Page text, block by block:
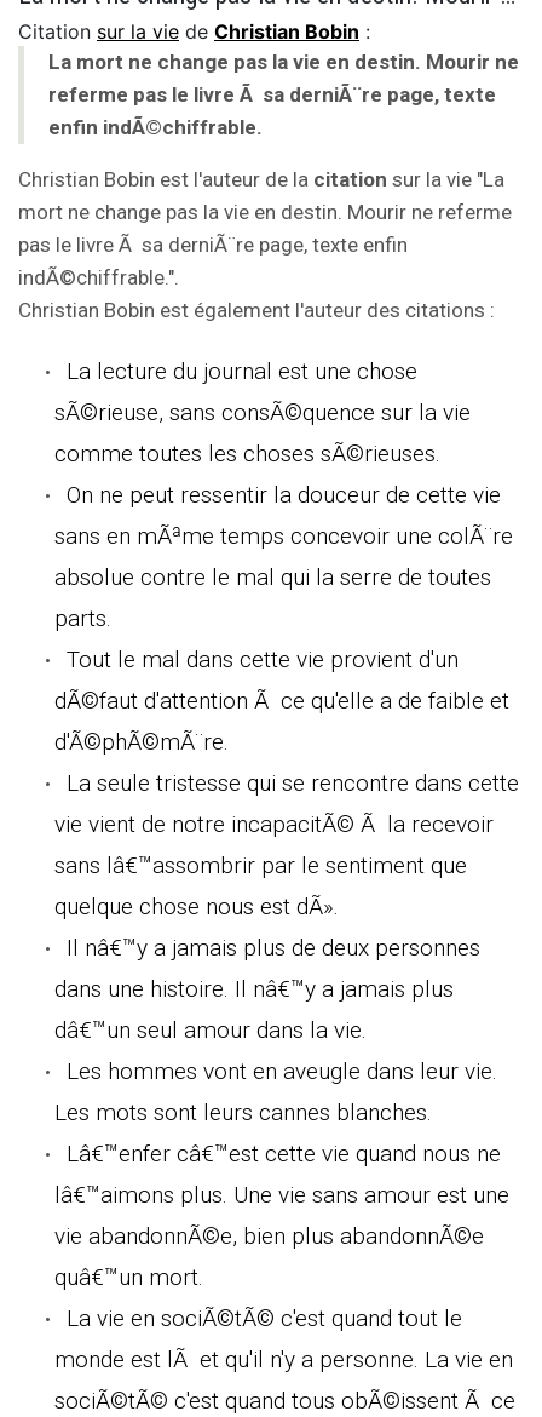
Citation sur la vie de Christian Bobin :
La mort ne change pas la vie en destin. Mourir ne
referme pas le livre Ã sa derniÃ¨re page, texte
enfin indÃ©chiffrable.
Christian Bobin est l'auteur de la citation sur la vie "La
mort ne change pas la vie en destin. Mourir ne referme
pas le livre Ã sa derniÃ¨re page, texte enfin
indÃ©chiffrable.".
Christian Bobin est également l'auteur des citations :
La lecture du journal est une chose
sÃ©rieuse, sans consÃ©quence sur la vie
comme toutes les choses sÃ©rieuses.
On ne peut ressentir la douceur de cette vie
sans en mÃªme temps concevoir une colÃ¨re
absolue contre le mal qui la serre de toutes
parts.
Tout le mal dans cette vie provient d'un
dÃ©faut d'attention Ã ce qu'elle a de faible et
d'Ã©phÃ©mÃ¨re.
La seule tristesse qui se rencontre dans cette
vie vient de notre incapacitÃ© Ã la recevoir
sans lâ€™assombrir par le sentiment que
quelque chose nous est dÃ».
Il nâ€™y a jamais plus de deux personnes
dans une histoire. Il nâ€™y a jamais plus
dâ€™un seul amour dans la vie.
Les hommes vont en aveugle dans leur vie.
Les mots sont leurs cannes blanches.
Lâ€™enfer câ€™est cette vie quand nous ne
lâ€™aimons plus. Une vie sans amour est une
vie abandonnÃ©e, bien plus abandonnÃ©e
quâ€™un mort.
La vie en sociÃ©tÃ© c'est quand tout le
monde est lÃ et qu'il n'y a personne. La vie en
sociÃ©tÃ© c'est quand tous obÃ©issent Ã ce